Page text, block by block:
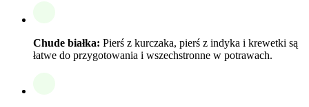
Chude białka: Pierś z kurczaka, pierś z indyka i krewetki są
łatwe do przygotowania i wszechstronne w potrawach.